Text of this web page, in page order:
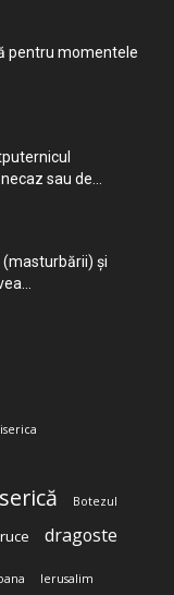
pentru momentele
sau de...
(masturbării) şi
Botezul
dragoste
Ierusalim